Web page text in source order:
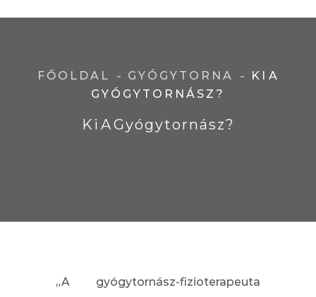
Ki A Gyógytornász?
FŐOLDAL GYÓGYTORNA
KI A
GYÓGYTORNÁSZ?
„A gyógytornász-fizioterapeuta